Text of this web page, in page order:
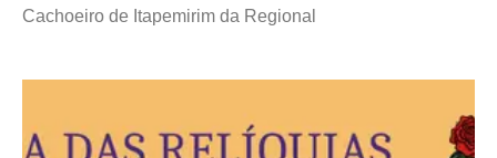
Cachoeiro de Itapemirim da Regional